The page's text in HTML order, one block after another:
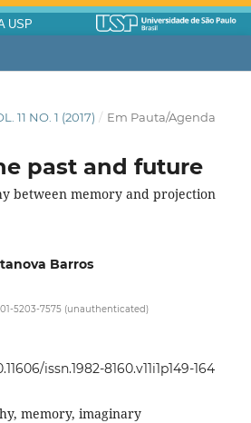
USP
11 NO. 1 (2017) / Em Pauta/Agenda
past and future
between memory and projection
Barros
5203-7575 (unauthenticated)
issn.1982-8160.v11i1p149-164
memory, imaginary